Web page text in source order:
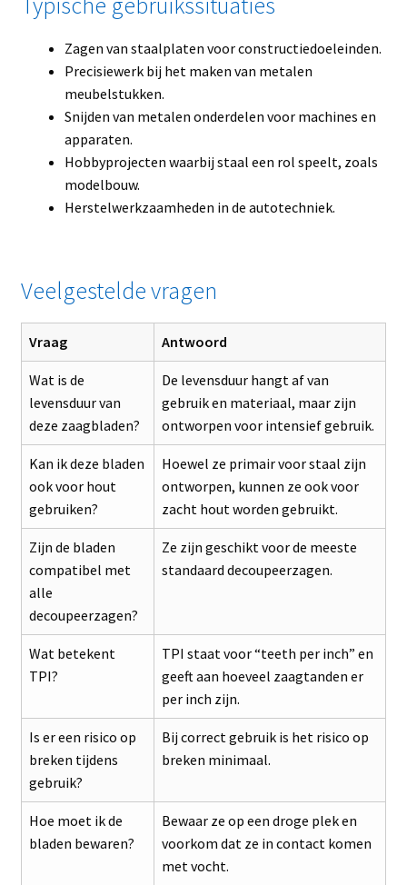
Zagen van staalplaten voor constructiedoeleinden.
Precisiewerk bij het maken van metalen
meubelstukken.
Snijden van metalen onderdelen voor machines en
apparaten.
Hobbyprojecten waarbij staal een rol speelt, zoals
modelbouw.
Herstelwerkzaamheden in de autotechniek.
Veelgestelde vragen
Vraag Antwoord
Wat is de
levensduur van
deze zaagbladen?
De levensduur hangt af van
gebruik en materiaal, maar zijn
ontworpen voor intensief gebruik.
Kan ik deze bladen
ook voor hout
gebruiken?
Hoewel ze primair voor staal zijn
ontworpen, kunnen ze ook voor
zacht hout worden gebruikt.
Zijn de bladen
compatibel met
alle
decoupeerzagen?
Ze zijn geschikt voor de meeste
standaard decoupeerzagen.
Wat betekent
TPI?
TPI staat voor “teeth per inch” en
geeft aan hoeveel zaagtanden er
per inch zijn.
Is er een risico op
breken tijdens
gebruik?
Bij correct gebruik is het risico op
breken minimaal.
Hoe moet ik de
bladen bewaren?
Bewaar ze op een droge plek en
voorkom dat ze in contact komen
met vocht.